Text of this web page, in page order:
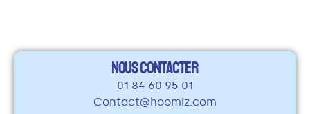
NOUS CONTACTER
01 84 60 95 01
Contact@hoomiz.com